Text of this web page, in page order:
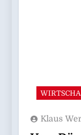
Klaus